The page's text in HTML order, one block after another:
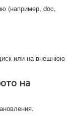
(например, doc,
или на внешнюю
на